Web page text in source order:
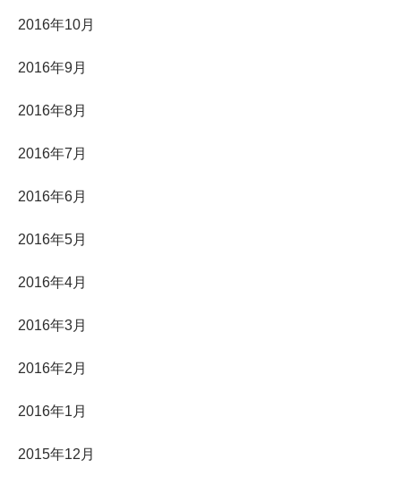
2016年10月
2016年9月
2016年8月
2016年7月
2016年6月
2016年5月
2016年4月
2016年3月
2016年2月
2016年1月
2015年12月